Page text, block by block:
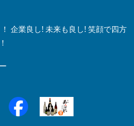
企業良し! 未来も良し! 笑顔で四方